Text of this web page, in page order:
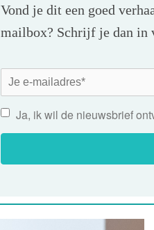
Vond je dit een goed
mailbox? Schrijf je dan in
Ja, ik wil de nieuwsbrief